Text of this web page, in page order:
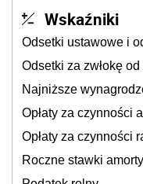
Wskaźniki
Odsetki ustawowe i
Odsetki za zwłokę
Najniższe
Opłaty za czynności
Opłaty za czynności
Roczne stawki